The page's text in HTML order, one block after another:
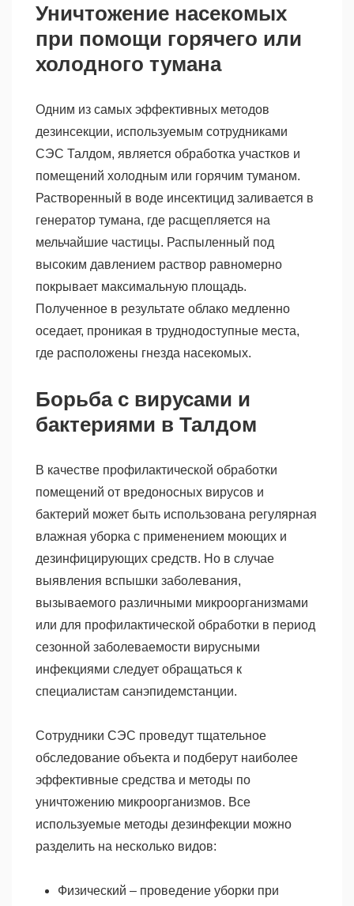
Уничтожение насекомых
при помощи горячего или
холодного тумана
Одним из самых эффективных методов
дезинсекции, используемым сотрудниками
СЭС Талдом, является обработка участков и
помещений холодным или горячим туманом.
Растворенный в воде инсектицид заливается в
генератор тумана, где расщепляется на
мельчайшие частицы. Распыленный под
высоким давлением раствор равномерно
покрывает максимальную площадь.
Полученное в результате облако медленно
оседает, проникая в труднодоступные места,
где расположены гнезда насекомых.
Борьба с вирусами и
бактериями в Талдом
В качестве профилактической обработки
помещений от вредоносных вирусов и
бактерий может быть использована регулярная
влажная уборка с применением моющих и
дезинфицирующих средств. Но в случае
выявления вспышки заболевания,
вызываемого различными микроорганизмами
или для профилактической обработки в период
сезонной заболеваемости вирусными
инфекциями следует обращаться к
специалистам санэпидемстанции.
Сотрудники СЭС проведут тщательное
обследование объекта и подберут наиболее
эффективные средства и методы по
уничтожению микроорганизмов. Все
используемые методы дезинфекции можно
разделить на несколько видов:
Физический – проведение уборки при